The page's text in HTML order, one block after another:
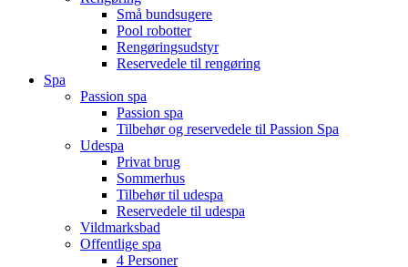
Små bundsugere
Pool robotter
Rengøringsudstyr
Reservedele til rengøring
Spa
Passion spa
Passion spa
Tilbehør og reservedele til Passion Spa
Udespa
Privat brug
Sommerhus
Tilbehør til udespa
Reservedele til udespa
Vildmarksbad
Offentlige spa
4 Personer